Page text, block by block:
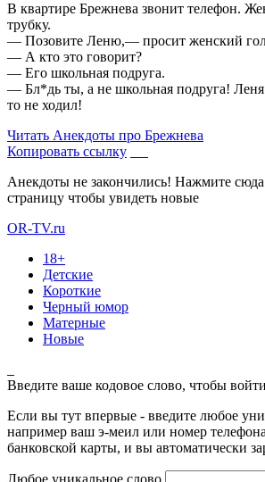
В квартире Брежнева звонит телефон.
трубку.
— Позовите Леню,— просит женский
— А кто это говорит?
— Его школьная подруга.
— Бл*дь ты, а не школьная подруга!
то не ходил!
Читать Анекдоты про Брежнева
Копировать ссылку
Анекдоты не закончились! Нажмите
страницу чтобы увидеть новые
OR-TV.ru
18+
Детские
Короткие
Черный юмор
Матерные
Новые
Введите ваше кодовое слово, чтобы
Если вы тут впервые - введите любое
например ваш э-меил или номер
банковской карты, и вы автоматически
Любое уникальное слово